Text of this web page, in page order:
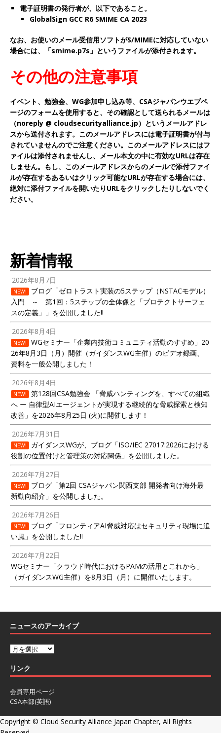
電子証明書の発行者が、以下であること。
GlobalSign GCC R6 SMIME CA 2023
なお、お使いのメール受信用ソフトがS/MIMEに対応していない
場合には、「smime.p7s」というファイルが添付されます。
その他の注意事項
イベント、勉強会、WG参加申し込み等、CSAジャパンウエブペ
ージのフォームを使用すると、その確認として送られるメールは
（noreply @ cloudsecurityalliance.jp）というメールアドレ
スから送付されます。このメールアドレスには電子証明書が付与
されていませんのでご注意ください。このメールアドレスにはフ
ァイルは添付されませんし、メール本文の中に有効なURLは存在
しません。もし、このメールアドレスからのメールで添付ファイ
ルが存在するあるいはクリック可能なURLが存在する場合には、
絶対に添付ファイルを開いたりURLをクリックしたりしないでく
ださい。
新着情報
2026年8月7日
NEW!
ブログ「ゼロトラスト実装の5ステップ（NSTACモデル）
入門 ～ 第1回：5ステップの全体像と「プロテクトサーフェ
スの定義」」を公開しました!!
2026年8月4日
NEW!
WGセミナー「企業内技術コミュニティ活動のすすめ」20
26年8月3日（月）開催（ガイダンスWG主催）のビデオ録画、
資料を一般公開しました！
2026年8月4日
NEW!
第128回CSA勉強会 「脅威ハンティングを、すべての組織
へ ー 自律型AIエージェントが実現する継続的な脅威探索と検知
改善」を2026年8月25日 (火)に開催します！
2026年7月31日
NEW!
ガイダンスWGが、ブログ「ISO/IEC 27017:2026における
役割の位置付けと管理策の対応関係」を公開しました。
2026年7月27日
NEW!
ブログ「第2回 CSAジャパン関西支部 開発者向け海外最
新動向紹介」を公開しました。
2026年7月26日
NEW!
ブログ「フロンティアAI脅威対応はセキュリティ現場に追
い風」を公開しました!!
2026年7月22日
WGセミナー「クラウド時代におけるPAMの活用とこれから」
（ガイダンスWG主催）を8月3日（月）に開催いたします。
ニュースのアーカイブ
リンク
会員専用ページ
CSA本部(英語)
Copyright © Cloud Security Alliance Japan Chapter, All Rights